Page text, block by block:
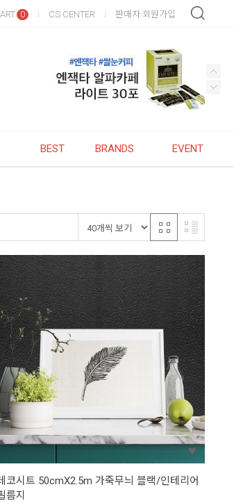
0 CS CENTER 판매자 회원가입
BEST BRANDS EVENT
코시트 50cmX2.5m 가죽무늬 블랙/인테리어
름지